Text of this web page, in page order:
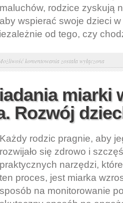
maluchów, rodzice zyskują
aby wspierać swoje dzieci
od tego, czy
komentowania Zajęciach
aktywne
szkołach
w
Lublinie.
sportowe,
lekcje
pływania
dla
dzieci
została wyłączona
miarki
Rozwój
Każdy rodzic pragnie, aby
rozwijało się zdrowo i
praktycznych narzędzi,
ten proces, jest miarka
sposób na monitorowanie